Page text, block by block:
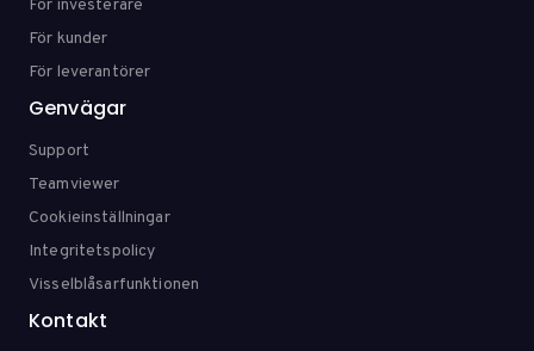
För investerare
För kunder
För leverantörer
Genvägar
Support
Teamviewer
Cookieinställningar
Integritetspolicy
Visselblåsarfunktionen
Kontakt